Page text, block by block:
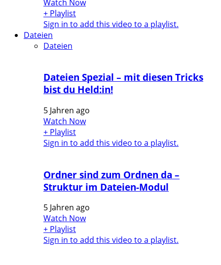
Watch Now
+ Playlist
Sign in to add this video to a playlist.
Dateien
Dateien
Dateien Spezial – mit diesen Tricks
bist du Held:in!
5 Jahren ago
Watch Now
+ Playlist
Sign in to add this video to a playlist.
Ordner sind zum Ordnen da –
Struktur im Dateien-Modul
5 Jahren ago
Watch Now
+ Playlist
Sign in to add this video to a playlist.